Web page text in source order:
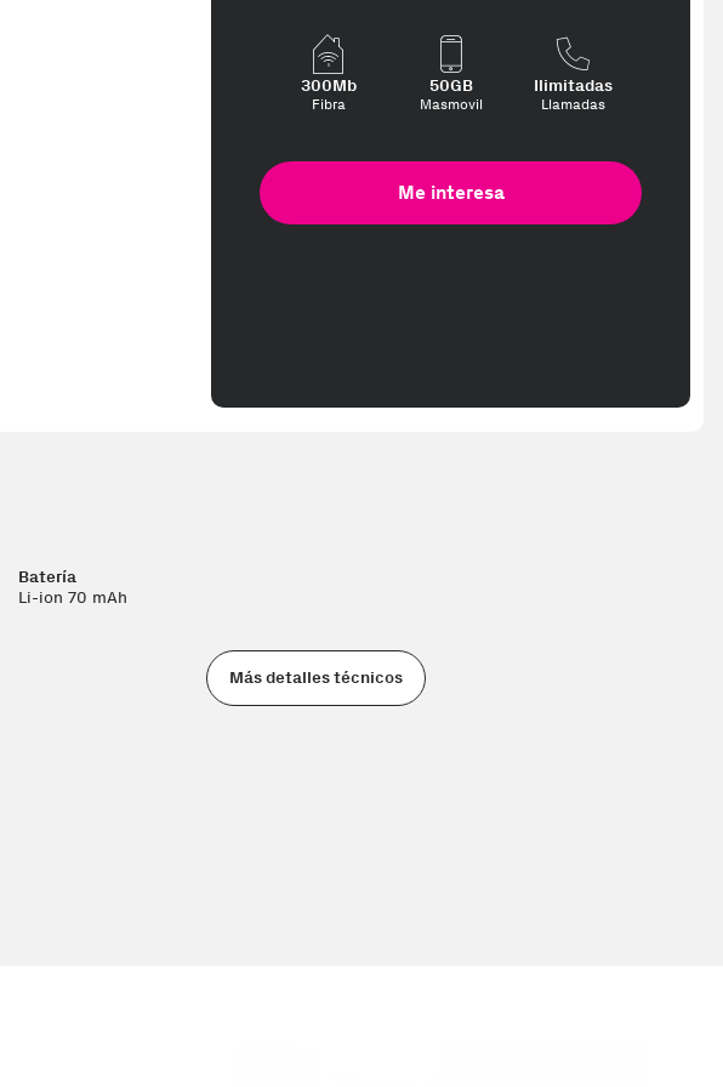
300Mb
Fibra
50GB
Masmovil
Ilimitadas
Llamadas
Me interesa
Batería
Li-ion 70 mAh
Más detalles técnicos